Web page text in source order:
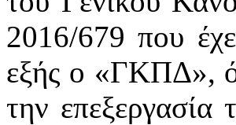
2016/679 που
εξής ο «ΓΚΠΔ»,
την